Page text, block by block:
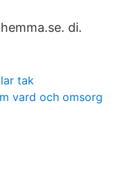
di.
tak
vard och omsorg